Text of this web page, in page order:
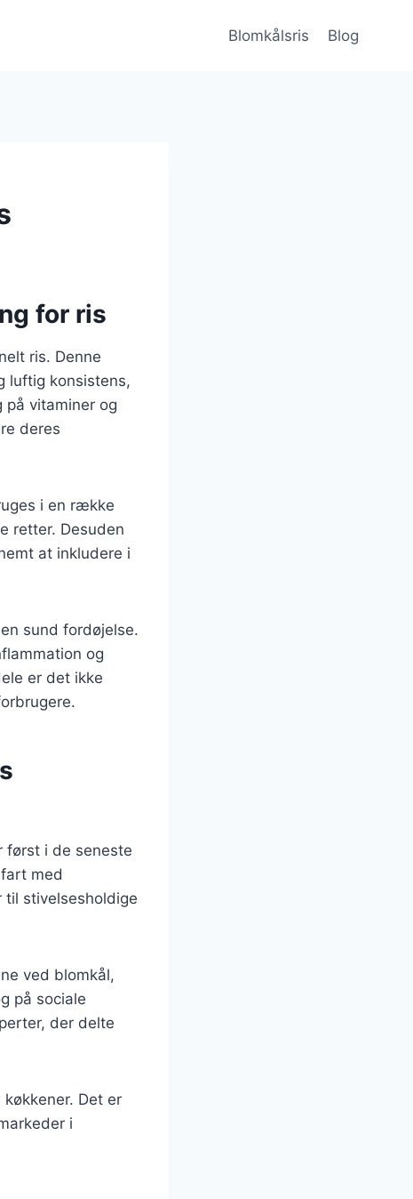
Blomkålsris Blog
for ris
ris. Denne
luftig konsistens,
på vitaminer og
deres
i en række
retter. Desuden
at inkludere i
sund fordøjelse.
og
er det ikke
først i de seneste
med
stivelsesholdige
ved blomkål,
på sociale
der delte
Det er
i